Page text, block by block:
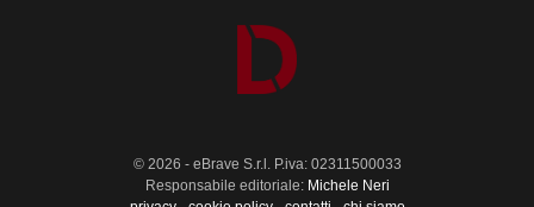
© 2026 - eBrave S.r.l. P.iva: 02311500033
Responsabile editoriale: Michele Neri